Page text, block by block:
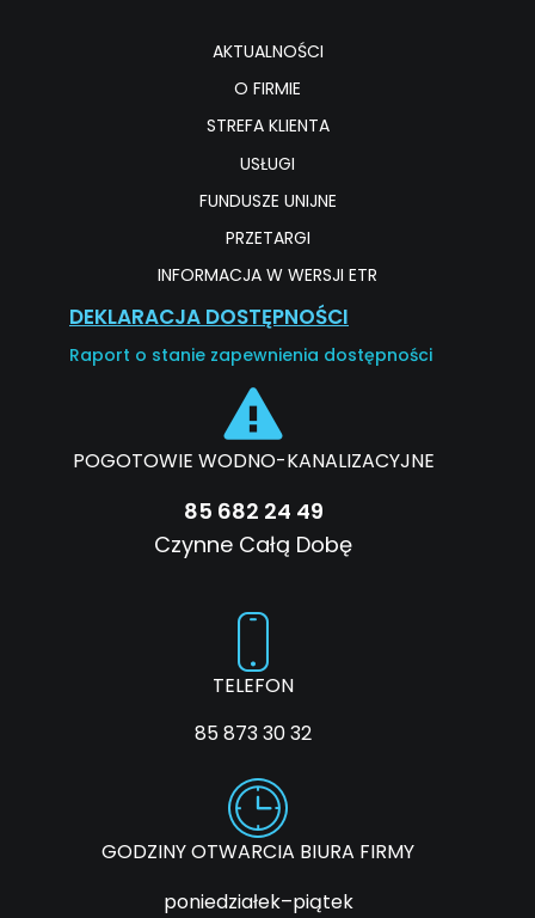
AKTUALNOŚCI
O FIRMIE
STREFA KLIENTA
USŁUGI
FUNDUSZE UNIJNE
PRZETARGI
INFORMACJA W WERSJI ETR
DEKLARACJA DOSTĘPNOŚCI
Raport o stanie zapewnienia dostępności
POGOTOWIE WODNO-KANALIZACYJNE
85 682 24 49
Czynne Całą Dobę
TELEFON
85 873 30 32
GODZINY OTWARCIA BIURA FIRMY
poniedziałek–piątek